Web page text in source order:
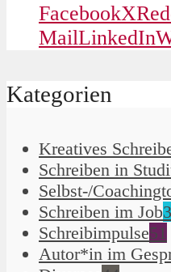
FacebookX
MailLinkedIn
Kategorien
Kreatives
Schreiben in
Selbst-/
Schreiben im Job
Schreibimpulse51
Autor*in im